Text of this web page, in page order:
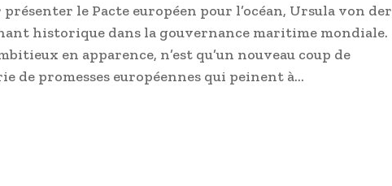
le Pacte européen pour l’océan, Ursula von der
historique dans la gouvernance maritime mondiale.
en apparence, n’est qu’un nouveau coup de
de promesses européennes qui peinent à…